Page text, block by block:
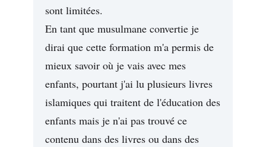
sont limitées.
En tant que musulmane convertie je
dirai que cette formation m'a permis de
mieux savoir où je vais avec mes
enfants, pourtant j'ai lu plusieurs livres
islamiques qui traitent de l'éducation des
enfants mais je n'ai pas trouvé ce
contenu dans des livres ou dans des